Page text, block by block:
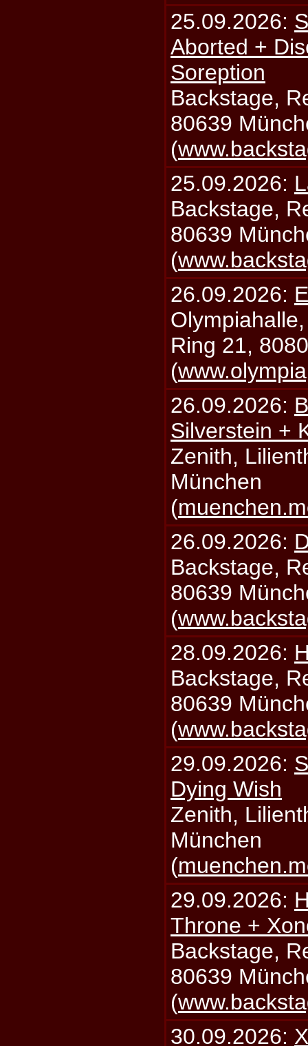
25.09.2026:
Aborted +
Soreption
Backstage,
80639
(
25.09.2026:
Backstage,
80639
(
26.09.2026:
Ring 21,
(
26.09.2026:
Silverstein +
Zenith,
München
(
26.09.2026:
Backstage,
80639
(
28.09.2026:
Backstage,
80639
(
29.09.2026:
Dying Wish
Zenith,
München
(
29.09.2026:
Throne +
Backstage,
80639
(
30.09.2026: